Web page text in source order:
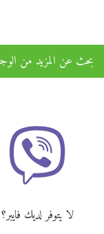
بحث عن المزيد من
لا يتوفر لديك فايبر؟